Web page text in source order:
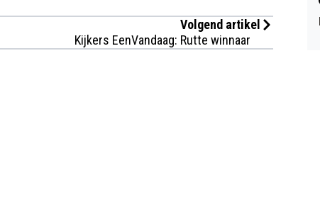
Volgend artikel
Kijkers EenVandaag: Rutte winnaar